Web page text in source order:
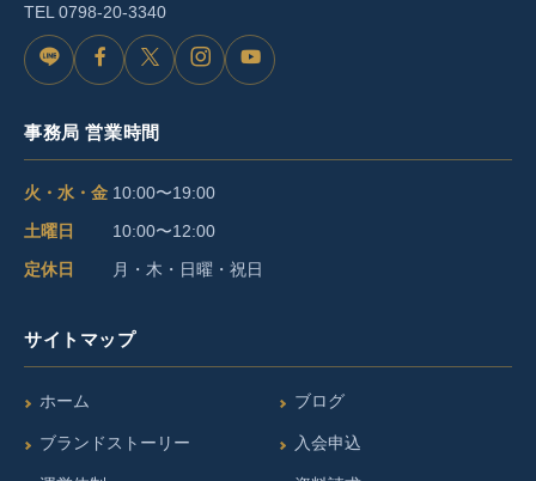
TEL 0798-20-3340
L
N
E
F
c
e
k
X
I
s
t
a
g
Y
u
b
事務局 営業時間
火・水・金 10:00〜19:00
土曜日
10:00〜12:00
定休日
月・木・日曜・祝日
サイトマップ
ホーム
ブランドストーリー
ブログ
入会申込